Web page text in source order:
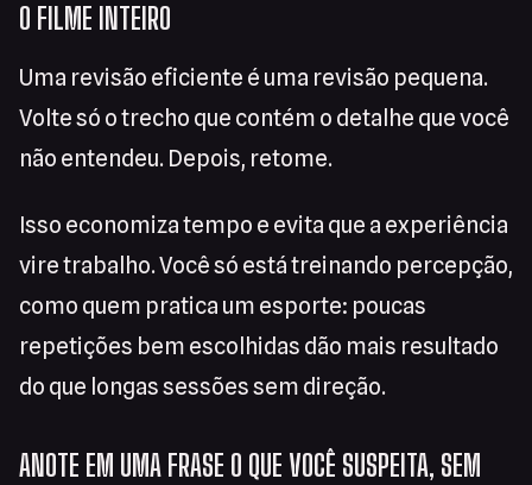
O FILME INTEIRO
Uma revisão eficiente é uma revisão pequena.
Volte só o trecho que contém o detalhe que você
não entendeu. Depois, retome.
Isso economiza tempo e evita que a experiência
vire trabalho. Você só está treinando percepção,
como quem pratica um esporte: poucas
repetições bem escolhidas dão mais resultado
do que longas sessões sem direção.
ANOTE EM UMA FRASE O QUE VOCÊ SUSPEITA, SEM